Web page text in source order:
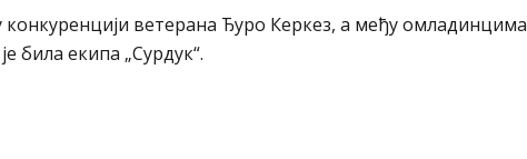
конкуренцији ветерана Ђуро Керкез, а међу омладинцима
била екипа „Сурдук“.